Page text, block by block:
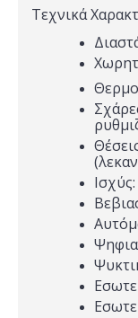
Τεχνικά
Ισχύς: